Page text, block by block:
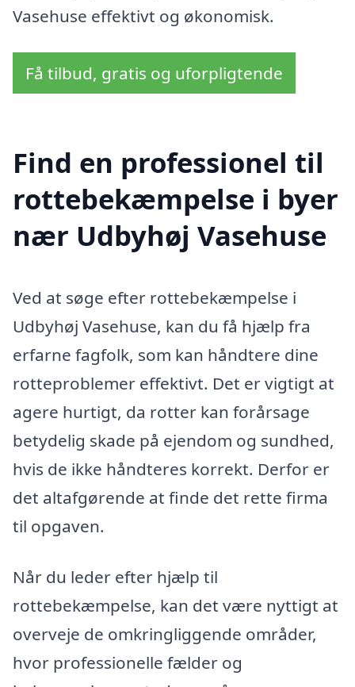
Vasehuse effektivt og økonomisk.
Få tilbud, gratis og uforpligtende
Find en professionel til
rottebekæmpelse i byer
nær Udbyhøj Vasehuse
Ved at søge efter rottebekæmpelse i
Udbyhøj Vasehuse, kan du få hjælp fra
erfarne fagfolk, som kan håndtere dine
rotteproblemer effektivt. Det er vigtigt at
agere hurtigt, da rotter kan forårsage
betydelig skade på ejendom og sundhed,
hvis de ikke håndteres korrekt. Derfor er
det altafgørende at finde det rette firma
til opgaven.
Når du leder efter hjælp til
rottebekæmpelse, kan det være nyttigt at
overveje de omkringliggende områder,
hvor professionelle fælder og